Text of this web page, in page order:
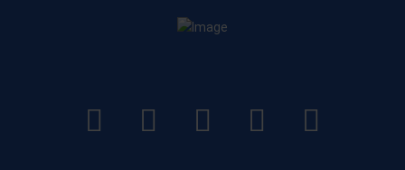
LinkedInInstagramFacebook
YouTube